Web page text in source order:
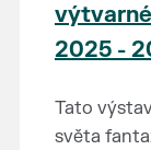
2025 -
Tato
světa